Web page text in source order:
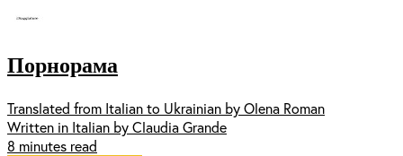
Порнорама
Translated from Italian to Ukrainian by Olena Roman
Written in Italian by Claudia Grande
8 minutes read